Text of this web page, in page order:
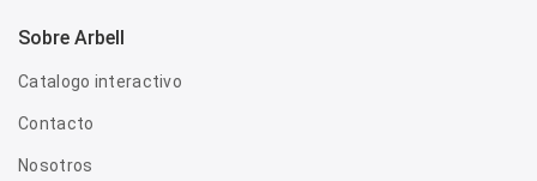
Sobre Arbell
Catalogo interactivo
Contacto
Nosotros